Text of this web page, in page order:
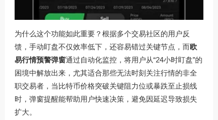
为什么这个功能如此重要？根据多个交易社区的用户反
馈，手动盯盘不仅效率低下，还容易错过关键节点，而欧
易行情预警弹窗通过自动化监控，将用户从“24小时盯盘”的
困境中解放出来，尤其适合那些无法时刻关注行情的非全
职交易者，当比特币价格突破关键阻力位或暴跌至止损线
时，弹窗提醒能帮助用户快速决策，避免因延迟导致损失
扩大。